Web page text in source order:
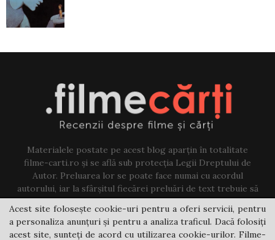
Materialele postate pe acest blog aparțin în totalitate
filme-carti.ro și se află sub protecția Legii Dreptului de
Autor. Preluarea lor se poate face numai cu acordul
autorului, iar la sfârșitul fiecărei preluări de text trebuie să
existe un link către acest blog.
Contact us:jovi@filme-carti.ro
Acest site folosește cookie-uri pentru a oferi servicii, pentru
a personaliza anunțuri și pentru a analiza traficul. Dacă folosiți
acest site, sunteți de acord cu utilizarea cookie-urilor. Filme-